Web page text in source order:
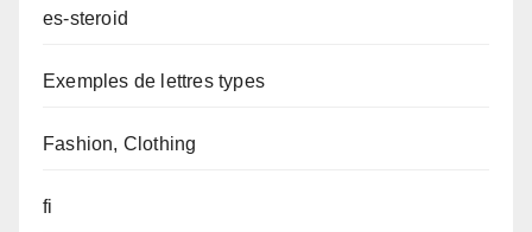
es-steroid
Exemples de lettres types
Fashion, Clothing
fi